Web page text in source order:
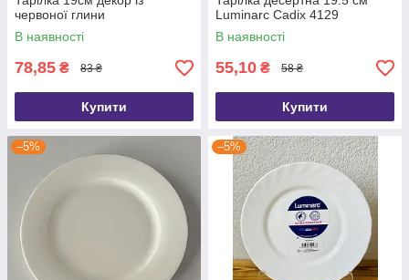
червоної глини
В наявності
78,85 ₴ 83 ₴
Купити
Luminarc Cadix 4129
В наявності
55,10 ₴ 58 ₴
Купити
–5% –5%